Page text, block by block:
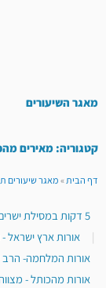
מאגר השיעורים
קטגוריה: מאירים
דף הבית»מאגר שיעורים
5 דקות במסילת ישרים
|
אורות ארץ ישראל
אורות המלחמה- הרב
אורות מהכותל -